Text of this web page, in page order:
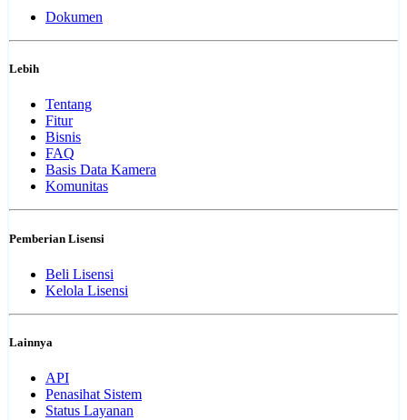
Dokumen
Lebih
Tentang
Fitur
Bisnis
FAQ
Basis Data Kamera
Komunitas
Pemberian Lisensi
Beli Lisensi
Kelola Lisensi
Lainnya
API
Penasihat Sistem
Status Layanan